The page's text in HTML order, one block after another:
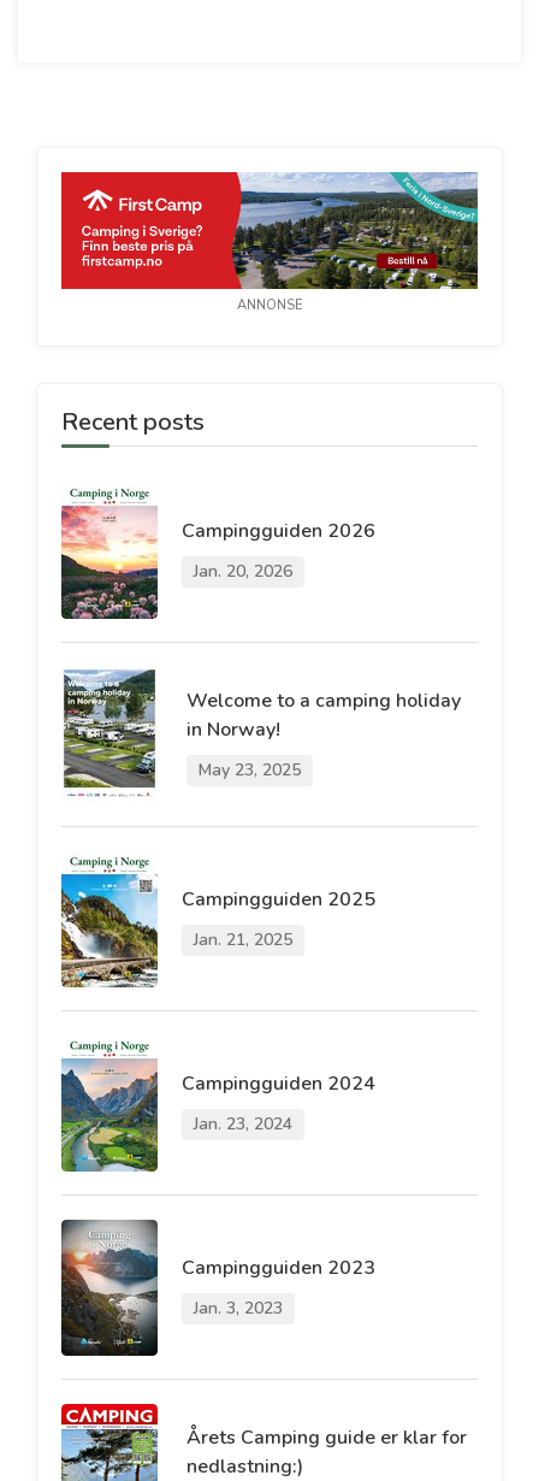
ANNONSE
Recent posts
Campingguiden 2026
Jan. 20, 2026
Welcome to a camping holiday
in Norway!
May 23, 2025
Campingguiden 2025
Jan. 21, 2025
Campingguiden 2024
Jan. 23, 2024
Campingguiden 2023
Jan. 3, 2023
Årets Camping guide er klar for
nedlastning:)